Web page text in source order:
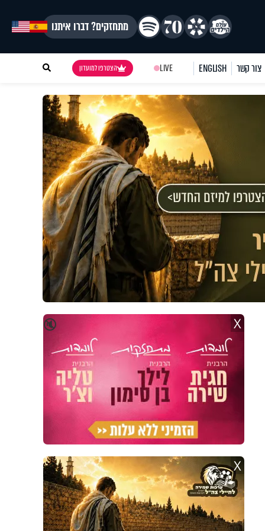
מתחזקים? דברו איתנו
צור קשר ENGLISH
LIVE הצטרפו למועדון
🔇 X
X